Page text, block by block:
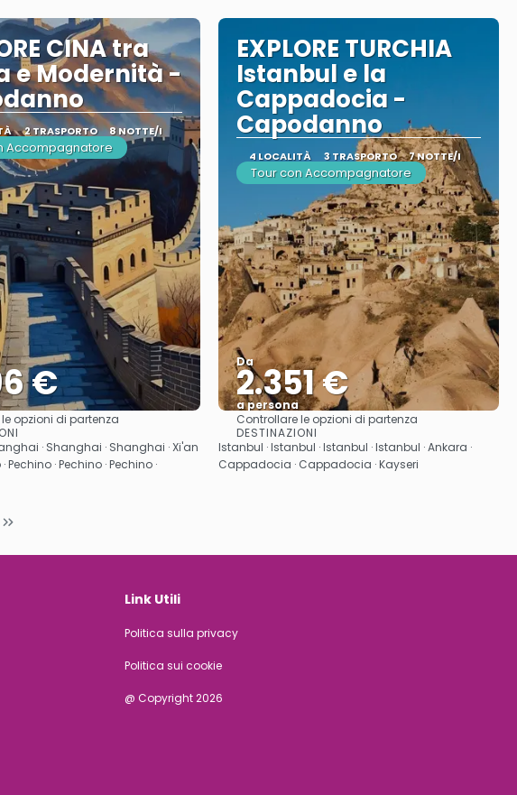
CINA tra
e Modernità -
2 TRASPORTO 8 NOTTE/I
Accompagnatore
€
Vedere
opzioni di partenza
· Shanghai · Shanghai · Xi'an
Pechino · Pechino · Pechino ·
EXPLORE TURCHIA
Istanbul e la
Cappadocia -
Capodanno
4 LOCALITÀ 3 TRASPORTO 7 NOTTE/I
Tour con Accompagnatore
Da
2.351 €
a persona
Vedere
Controllare le opzioni di partenza
DESTINAZIONI
Istanbul · Istanbul · Istanbul · Istanbul · Ankara ·
Cappadocia · Cappadocia · Kayseri
Link Utili
Politica sulla privacy
Politica sui cookie
@ Copyright 2026